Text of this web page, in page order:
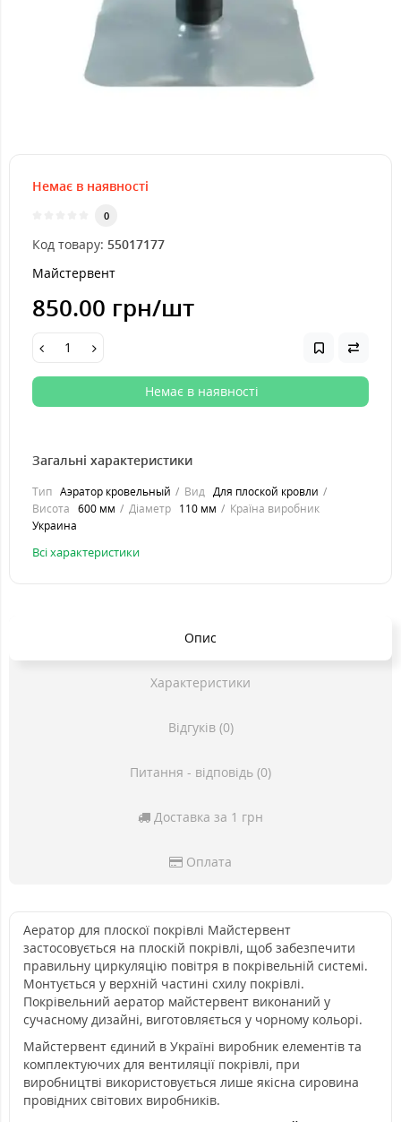
Немає в наявності
0
Код товару: 55017177
Майстервент
850.00 грн/шт
Немає в наявності
Загальні характеристики
Тип Аэратор кровельный Вид Для плоской кровли
Висота 600 мм Діаметр 110 мм
Країна виробник
Украина
Всі характеристики
Опис
Характеристики
Відгуків (0)
Питання - відповідь (0)
Доставка за 1 грн
Оплата
Аератор для плоскої покрівлі Майстервент
застосовується на плоскій покрівлі, щоб забезпечити
правильну циркуляцію повітря в покрівельній системі.
Монтується у верхній частині схилу покрівлі.
Покрівельний аератор майстервент виконаний у
сучасному дизайні, виготовляється у чорному кольорі.
Майстервент єдиний в Україні виробник елементів та
комплектуючих для вентиляції покрівлі, при
виробництві використовується лише якісна сировина
провідних світових виробників.